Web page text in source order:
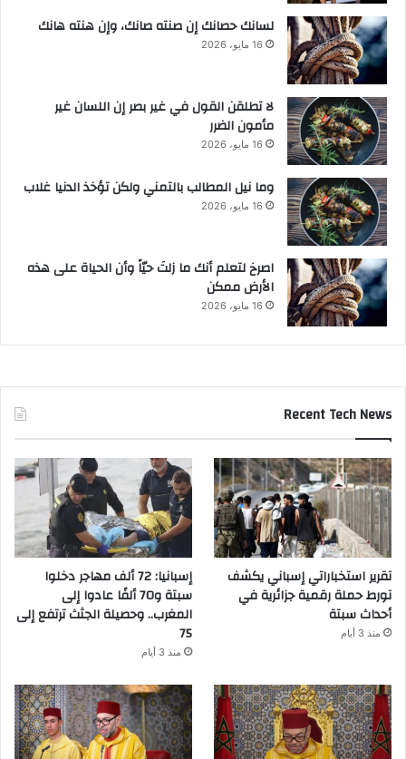
لسانك حصانك إن صنته صانك، وإن هنته هانك
16 مايو، 2026
لا تطلقن القول في غير بصر إن اللسان غير
مأمون الضرر
16 مايو، 2026
وما نيل المطالب بالتمني ولكن تؤخذ الدنيا غلاب
16 مايو، 2026
‫اصرخ لتعلم أنك ما زلتَ حيّاً وأن الحياة على هذه
الأرض ممكن
16 مايو، 2026
Recent Tech News
تقرير استخباراتي إسباني يكشف
تورط حملة رقمية جزائرية في
أحداث سبتة
منذ 3 أيام
إسبانيا: 72 ألف مهاجر دخلوا
سبتة و70 ألفًا عادوا إلى
المغرب.. وحصيلة الجثث ترتفع إلى
75
منذ 3 أيام